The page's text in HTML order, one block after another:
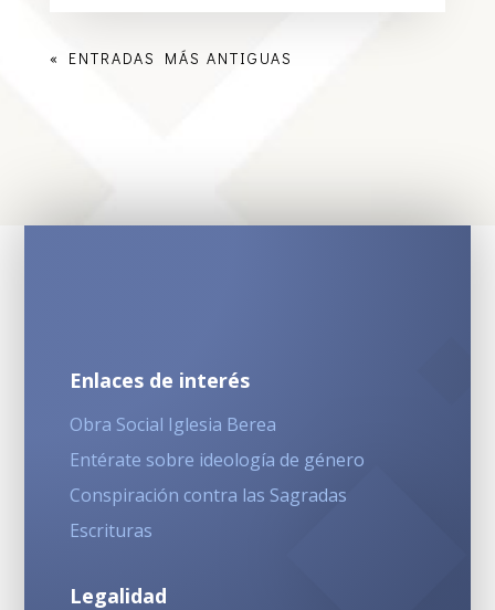
« ENTRADAS MÁS ANTIGUAS
Enlaces de interés
Obra Social Iglesia Berea
Entérate sobre ideología de género
Conspiración contra las Sagradas
Escrituras
Legalidad